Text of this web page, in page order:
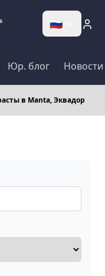
🇷🇺
Юр. блог Новости
в Manta, Эквадор